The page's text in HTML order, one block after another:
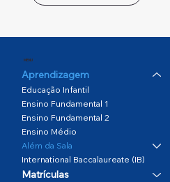
MENU
Aprendizagem
Educação Infantil
Ensino Fundamental 1
Ensino Fundamental 2
Ensino Médio
Além da Sala
International Baccalaureate (IB)
Matrículas